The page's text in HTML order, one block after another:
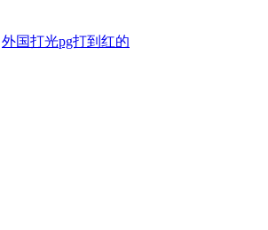
外国打光pg打到红的